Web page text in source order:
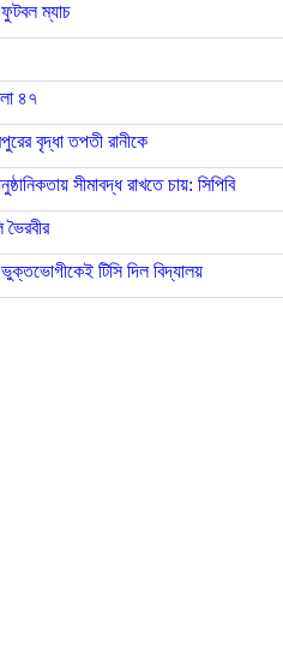
ফুটবল ম্যাচ
৪৭
বৃদ্ধা তপতী রানীকে
সীমাবদ্ধ রাখতে চায়: সিপিবি
ভৈরবীর
টিসি দিল বিদ্যালয়